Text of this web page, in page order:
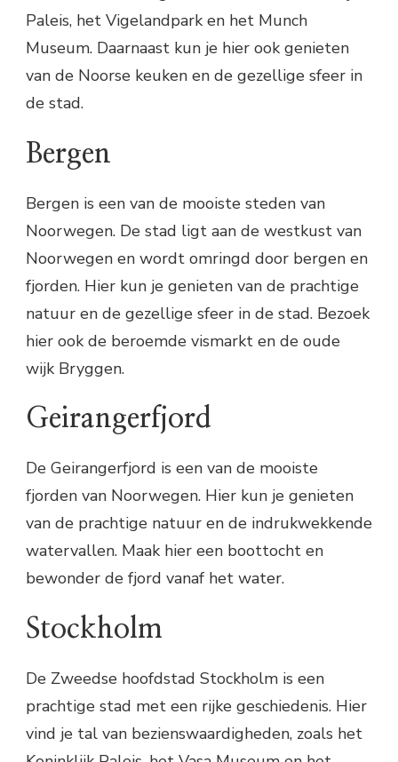
Paleis, het Vigelandpark en het Munch
Museum. Daarnaast kun je hier ook genieten
van de Noorse keuken en de gezellige sfeer in
de stad.
Bergen
Bergen is een van de mooiste steden van
Noorwegen. De stad ligt aan de westkust van
Noorwegen en wordt omringd door bergen en
fjorden. Hier kun je genieten van de prachtige
natuur en de gezellige sfeer in de stad. Bezoek
hier ook de beroemde vismarkt en de oude
wijk Bryggen.
Geirangerfjord
De Geirangerfjord is een van de mooiste
fjorden van Noorwegen. Hier kun je genieten
van de prachtige natuur en de indrukwekkende
watervallen. Maak hier een boottocht en
bewonder de fjord vanaf het water.
Stockholm
De Zweedse hoofdstad Stockholm is een
prachtige stad met een rijke geschiedenis. Hier
vind je tal van bezienswaardigheden, zoals het